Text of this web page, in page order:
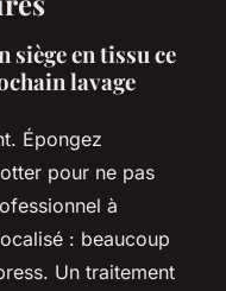
siège en tissu ce
lavage
Épongez
pour ne pas
à
: beaucoup
Un traitement